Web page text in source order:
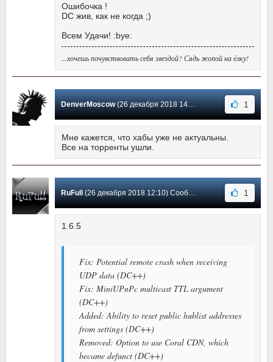
Ошибочка !
DC жив, как не когда ;)
Всем Удачи! :bye:
...хочешь почувствовать себя звездой? Сядь жопой на ёлку!
DenverMoscow(26 декабря 2018 14:46) Сообщение #38 1
Мне кажется, что хабы уже не актуальны.
Все на торренты ушли.
RuFull(26 декабря 2018 12:10) Сообщение #37 1
1.6.5
Fix: Potential remote crash when receiving
UDP data (DC++)
Fix: MiniUPnPc multicast TTL argument
(DC++)
Added: Ability to reset public hublist addresses
from settings (DC++)
Removed: Option to use Coral CDN, which
became defunct (DC++)